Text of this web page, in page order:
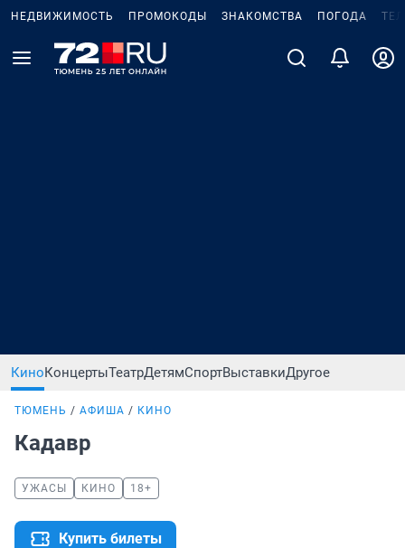
НЕДВИЖИМОСТЬ ПРОМОКОДЫ ЗНАКОМСТВА ПОГОДА
КиноКонцертыТеатрДетямСпортВыставкиДругое
ТЮМЕНЬ АФИША КИНО
Кадавр
УЖАСЫ КИНО 18+
Купить билеты